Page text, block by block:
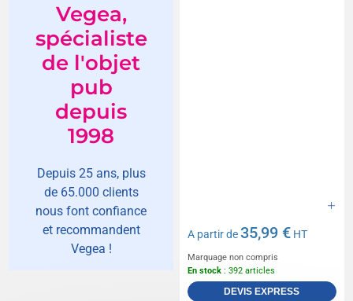
Vegea,
spécialiste
de l'objet
pub
depuis
1998
Depuis 25 ans, plus
de 65.000 clients
nous font confiance
et recommandent
Vegea !
A partir de35,99 € HT
Marquage non compris
En stock : 392 articles
DEVIS EXPRESS